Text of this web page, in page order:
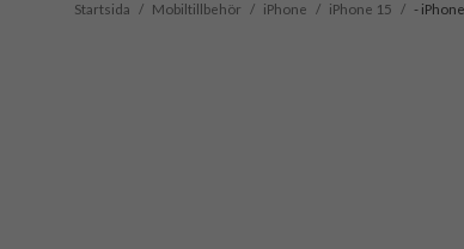
Startsida / Mobiltillbehör / iPhone / iPhone 15 / -